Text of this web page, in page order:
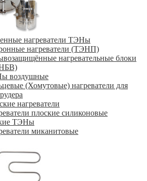
нагреватели ТЭНы
нагреватели (ТЭНП)
нагревательные блоки
воздушные
(Хомутовые) нагреватели для
нагреватели
плоские силиконовые
ТЭНы
миканитовые